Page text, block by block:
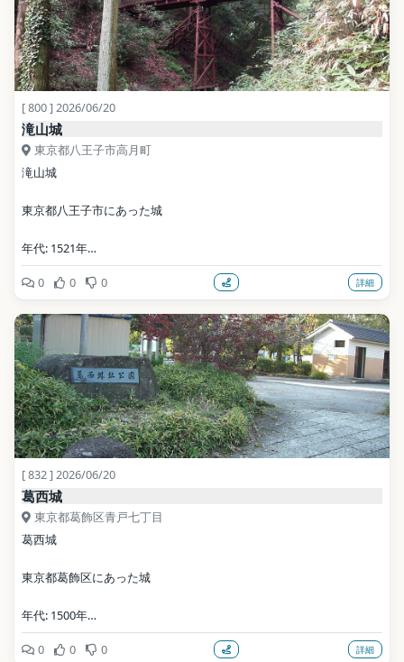
[ 800 ] 2026/06/20
滝山城
東京都八王子市高月町
滝山城
東京都八王子市にあった城
年代: 1521年
公式サイト: https://tamaparks.com/takiyama/
写真: 柴錬アワー / CC BY-SA 4.0（Wikimedia Commons）
地点データ: Wikidata (CC0)
0 0 0 詳細
[ 832 ] 2026/06/20
葛西城
東京都葛飾区青戸七丁目
葛西城
東京都葛飾区にあった城
年代: 1500年
写真: Shokupan  This photo was taken with Casio Exilim EX-Z600 /
0 0 0 詳細